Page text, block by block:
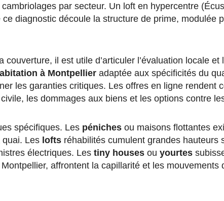
par secteur. Un loft en hypercentre
diagnostic découle la structure de prime, modulée
il est utile d’articuler l’évaluation locale
à Montpellier adaptée aux spécificités du
les garanties critiques. Les offres en ligne rendent
les dommages aux biens et les options contre
spécifiques. Les péniches ou maisons flottantes
quai. Les lofts réhabilités cumulent grandes hauteurs
électriques. Les tiny houses ou yourtes
affrontent la capillarité et les mouvements